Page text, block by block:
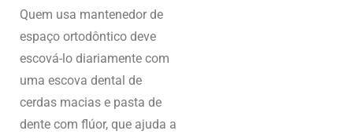
Quem usa mantenedor de
espaço ortodôntico deve
escová-lo diariamente com
uma escova dental de
cerdas macias e pasta de
dente com flúor, que ajuda a